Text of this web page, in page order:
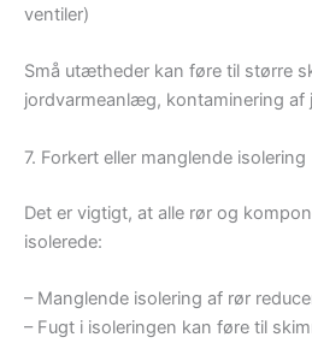
ventiler)
Små utætheder kan føre til større
jordvarmeanlæg, kontaminering af
7. Forkert eller manglende isolering
Det er vigtigt, at alle rør og
isolerede:
– Manglende isolering af rør
– Fugt i isoleringen kan føre til